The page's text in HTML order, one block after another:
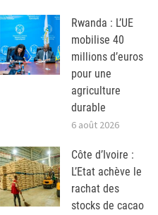
Rwanda : L’UE
mobilise 40
millions d’euros
pour une
agriculture
durable
6 août 2026
Côte d’Ivoire :
L’Etat achève le
rachat des
stocks de cacao